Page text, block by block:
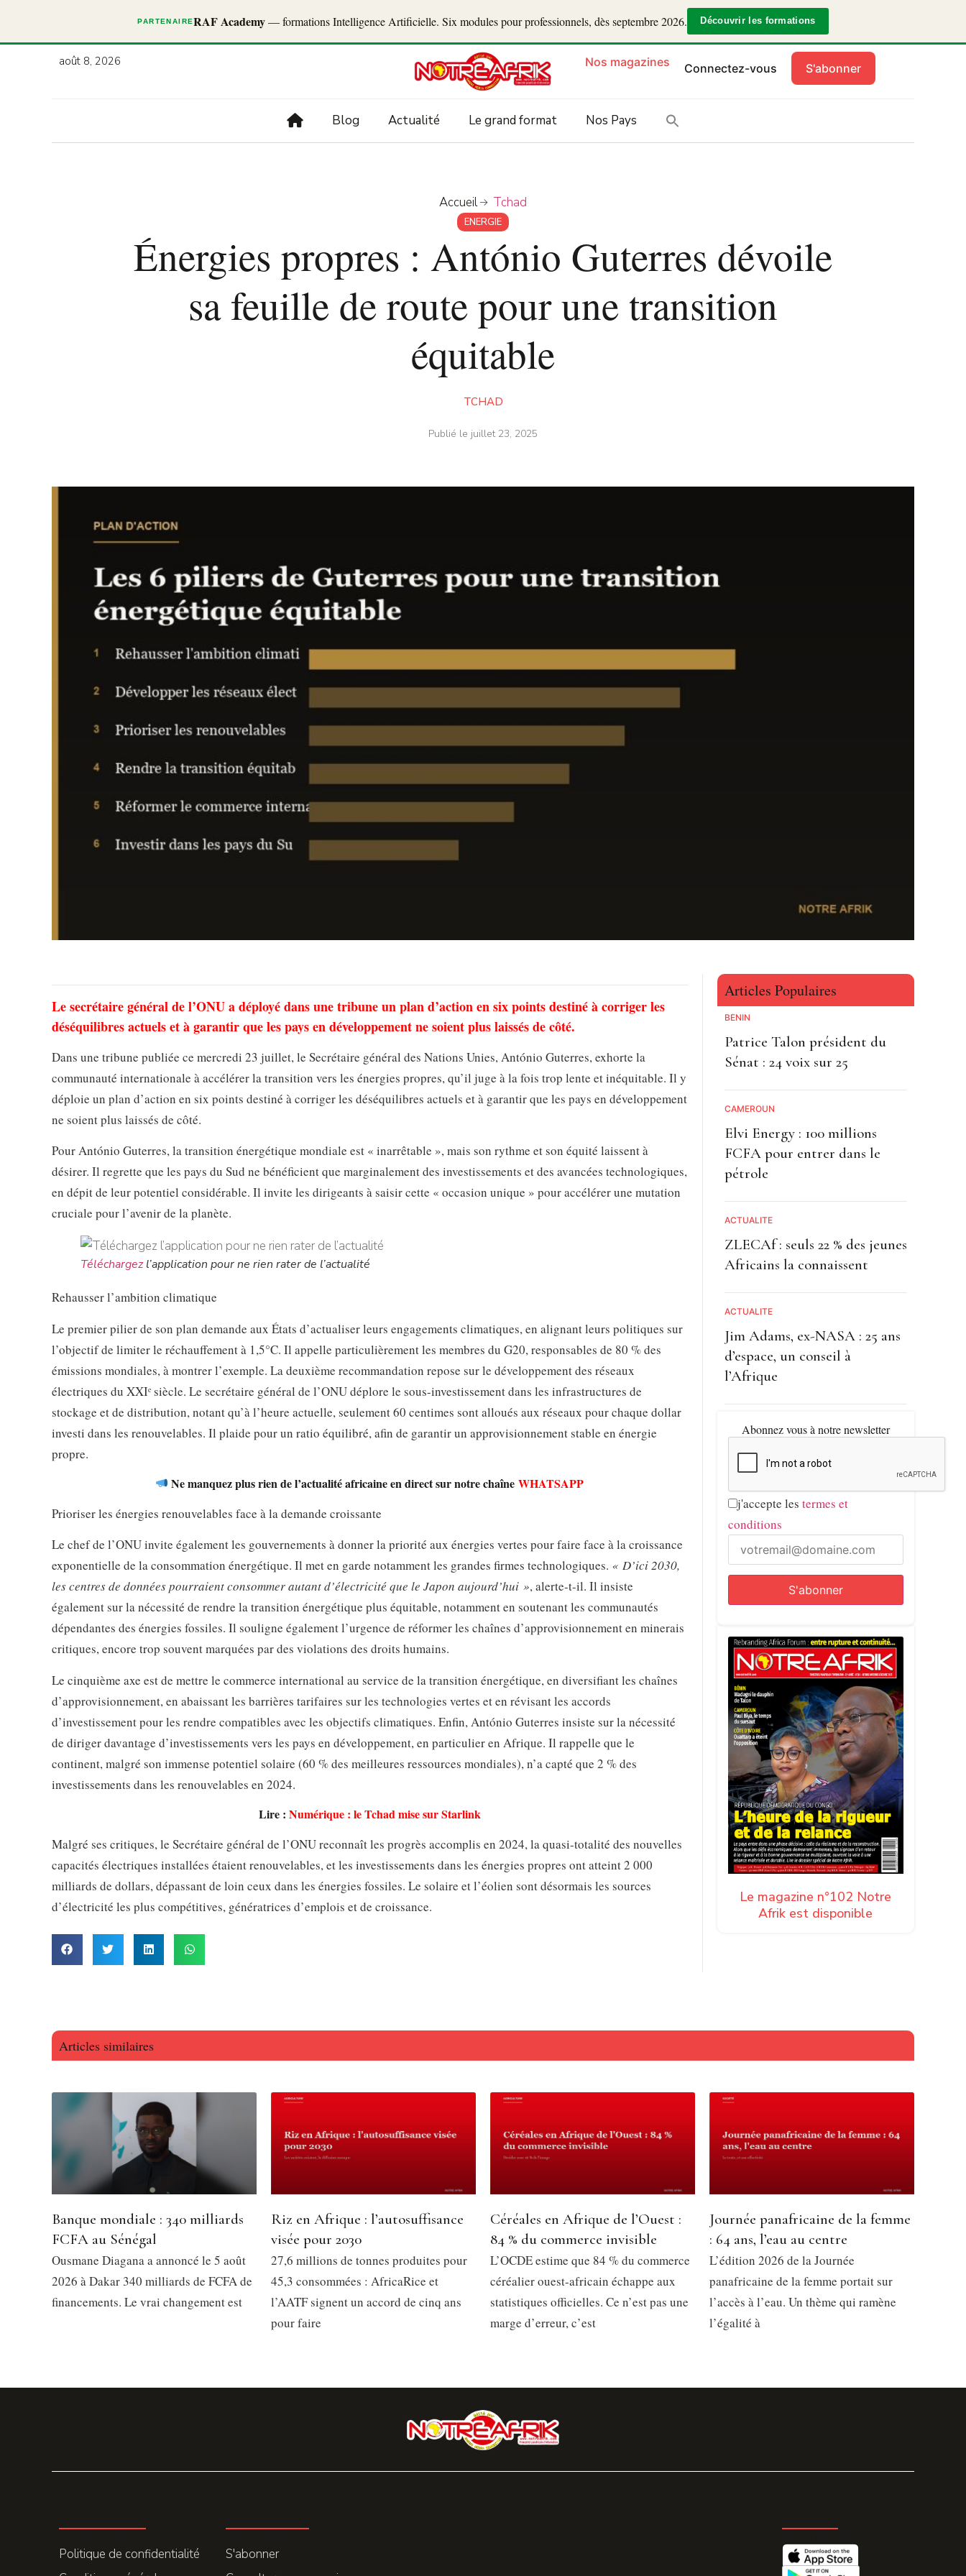
PARTENAIRERAF Academy— formations Intelligence Artificielle. Six modules pour professionnels, dès septembre 2026. Découvrir les formations
août 8, 2026 Nos magazines Connectez-vous S'abonner
Blog Actualité Le grand format Nos Pays
Accueil Tchad
ENERGIE
Énergies propres : António Guterres dévoile
sa feuille de route pour une transition
équitable
TCHAD
Publié le juillet 23, 2025
Le secrétaire général de l’ONU a déployé dans une tribune un plan d’action en six points destiné à corriger les
déséquilibres actuels et à garantir que les pays en développement ne soient plus laissés de côté.
Dans une tribune publiée ce mercredi 23 juillet, le Secrétaire général des Nations Unies, António Guterres, exhorte la
communauté internationale à accélérer la transition vers les énergies propres, qu’il juge à la fois trop lente et inéquitable. Il y
déploie un plan d’action en six points destiné à corriger les déséquilibres actuels et à garantir que les pays en développement
ne soient plus laissés de côté.
Pour António Guterres, la transition énergétique mondiale est « inarrêtable », mais son rythme et son équité laissent à
désirer. Il regrette que les pays du Sud ne bénéficient que marginalement des investissements et des avancées technologiques,
en dépit de leur potentiel considérable. Il invite les dirigeants à saisir cette « occasion unique » pour accélérer une mutation
cruciale pour l’avenir de la planète.
Téléchargezl’application pour ne rien rater de l’actualité
Rehausser l’ambition climatique
Le premier pilier de son plan demande aux États d’actualiser leurs engagements climatiques, en alignant leurs politiques sur
l’objectif de limiter le réchauffement à 1,5°C. Il appelle particulièrement les membres du G20, responsables de 80 % des
émissions mondiales, à montrer l’exemple. La deuxième recommandation repose sur le développement des réseaux
électriques du XXIᵉ siècle. Le secrétaire général de l’ONU déplore le sous-investissement dans les infrastructures de
stockage et de distribution, notant qu’à l’heure actuelle, seulement 60 centimes sont alloués aux réseaux pour chaque dollar
investi dans les renouvelables. Il plaide pour un ratio équilibré, afin de garantir un approvisionnement stable en énergie
propre.
Ne manquez plus rien de l’actualité africaine en direct sur notre chaîneWHATSAPP
Prioriser les énergies renouvelables face à la demande croissante
Le chef de l’ONU invite également les gouvernements à donner la priorité aux énergies vertes pour faire face à la croissance
exponentielle de la consommation énergétique. Il met en garde notamment les grandes firmes technologiques. « D’ici 2030,
les centres de données pourraient consommer autant d’électricité que le Japon aujourd’hui », alerte-t-il. Il insiste
également sur la nécessité de rendre la transition énergétique plus équitable, notamment en soutenant les communautés
dépendantes des énergies fossiles. Il souligne également l’urgence de réformer les chaînes d’approvisionnement en minerais
critiques, encore trop souvent marquées par des violations des droits humains.
Le cinquième axe est de mettre le commerce international au service de la transition énergétique, en diversifiant les chaînes
d’approvisionnement, en abaissant les barrières tarifaires sur les technologies vertes et en révisant les accords
d’investissement pour les rendre compatibles avec les objectifs climatiques. Enfin, António Guterres insiste sur la nécessité
de diriger davantage d’investissements vers les pays en développement, en particulier en Afrique. Il rappelle que le
continent, malgré son immense potentiel solaire (60 % des meilleures ressources mondiales), n’a capté que 2 % des
investissements dans les renouvelables en 2024.
Lire : Numérique : le Tchad mise sur Starlink
Malgré ses critiques, le Secrétaire général de l’ONU reconnaît les progrès accomplis en 2024, la quasi-totalité des nouvelles
capacités électriques installées étaient renouvelables, et les investissements dans les énergies propres ont atteint 2 000
milliards de dollars, dépassant de loin ceux dans les énergies fossiles. Le solaire et l’éolien sont désormais les sources
d’électricité les plus compétitives, génératrices d’emplois et de croissance.
Articles Populaires
BÉNIN
Patrice Talon président du
Sénat : 24 voix sur 25
CAMEROUN
Elvi Energy : 100 millions
FCFA pour entrer dans le
pétrole
ACTUALITE
ZLECAf : seuls 22 % des jeunes
Africains la connaissent
ACTUALITE
Jim Adams, ex-NASA : 25 ans
d’espace, un conseil à
l’Afrique
Abonnez vous à notre newsletter
j'accepte les termes et
conditions
Le magazine n°102 Notre
Afrik est disponible
Articles similaires
Banque mondiale : 340 milliards
FCFA au Sénégal
Ousmane Diagana a annoncé le 5 août
2026 à Dakar 340 milliards de FCFA de
financements. Le vrai changement est
Riz en Afrique : l’autosuffisance
visée pour 2030
27,6 millions de tonnes produites pour
45,3 consommées : AfricaRice et
l’AATF signent un accord de cinq ans
pour faire
Céréales en Afrique de l’Ouest :
84 % du commerce invisible
L’OCDE estime que 84 % du commerce
céréalier ouest-africain échappe aux
statistiques officielles. Ce n’est pas une
marge d’erreur, c’est
Journée panafricaine de la femme
: 64 ans, l’eau au centre
L’édition 2026 de la Journée
panafricaine de la femme portait sur
l’accès à l’eau. Un thème qui ramène
l’égalité à
Politique de confidentialité
S'abonner